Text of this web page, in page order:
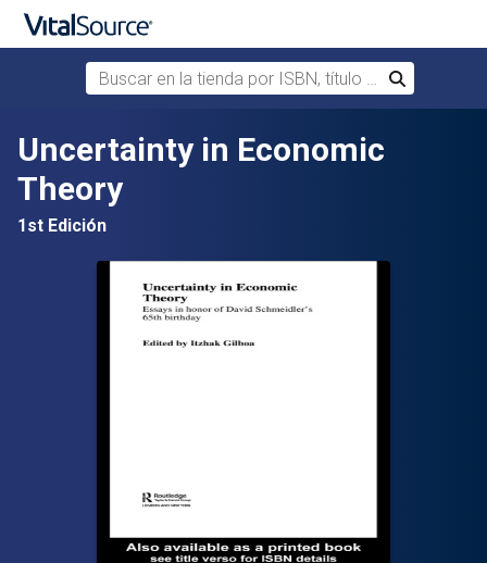
Saltar al contenido principal
Buscar en la tienda por ISBN, título o autor
Buscar
Uncertainty in Economic
Theory
1st Edición